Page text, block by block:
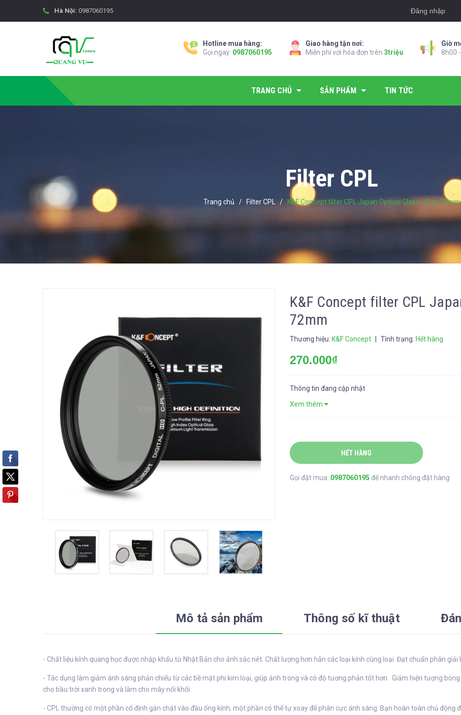
Hà Nội: 0987060195 Đăng nhập
Hotline mua hàng:
Gọi ngay: 0987060195
Giao hàng tận nơi:
Miễn phí với hóa đơn trên 3triệu
Giờ
8h00
TRANG CHỦ SẢN PHẨM TIN TỨC
Filter CPL
Trang chủ / Filter CPL / K&F Concept filter CPL Japan Optical Glass - Size 72mm
K&F Concept filter CPL
72mm
Thương hiệu: K&F Concept Tình trạng: Hết hàng
270.000₫
Thông tin đang cập nhật
Xem thêm
HẾT HÀNG
Gọi đặt mua: 0987060195 để nhanh chóng đặt hàng
Mô tả sản phẩm Thông số kĩ thuật
- Chất liệu kính quang học được nhập khẩu từ Nhật Bản cho ảnh sắc nét. Chất lượng hơn hẳn các loại kính cùng loại. Đạt chuẩn phân giải
- Tác dụng làm giảm ánh sáng phản chiếu từ các bề mặt phi kim loại, giúp ảnh trong và có độ tương phản tốt hơn. Giảm hiện tượng
cho bầu trời xanh trong và làm cho mây nổi khối
- CPL thường có một phần cố định gắn chặt vào đầu ống kính, một phần có thể tự xoay để phân cực ánh sáng. Bạn hoàn toàn chủ động